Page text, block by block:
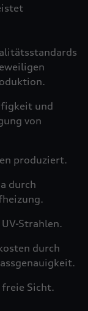
und
von
produziert.
durch
Strahlen.
durch
Sicht.